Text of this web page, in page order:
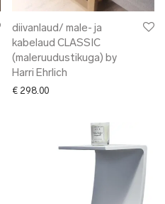
diivanlaud/ male- ja
kabelaud CLASSIC
(maleruudustikuga) by
Harri Ehrlich
€ 298.00